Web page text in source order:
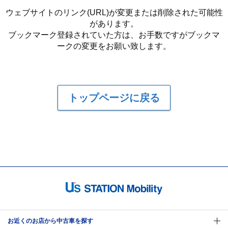
ウェブサイトのリンク(URL)が変更または削除された可能性
があります。
ブックマーク登録されていた方は、お手数ですがブックマ
ークの変更をお願い致します。
トップページに戻る
お近くのお店から中古車を探す